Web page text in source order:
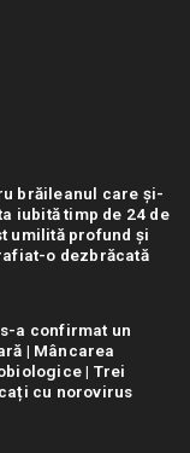
brăileanul care și-
iubită timp de 24 de
umilită profund și
o dezbrăcată
a confirmat un
| Mâncarea
| Trei
cu norovirus